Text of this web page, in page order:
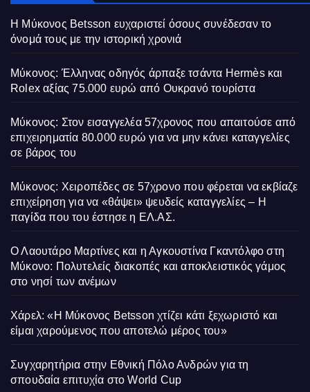
Η Μύκονος Betsson ευχαριστεί όσους συνέδεσαν το
όνομά τους με την ιστορική χρονιά
Μύκονος: Έλληνας οδηγός άρπαξε τσάντα Hermès και
Rolex αξίας 75.000 ευρώ από Ουκρανό τουρίστα
Μύκονος: Στον εισαγγελέα 57χρονος που απαιτούσε από
επιχειρηματία 80.000 ευρώ για να μην κάνει καταγγελίες
σε βάρος του
Μύκονος: Χειροπέδες σε 57χρονο που φέρεται να εκβίαζε
επιχείρηση για να «θάψει» ψευδείς καταγγελίες – Η
παγίδα που του έστησε η ΕΛ.ΑΣ.
Ο Λαουτάρο Μαρτίνες και η Αγκουστίνα Γκαντόλφο στη
Μύκονο: Πολυτελείς διακοπές και αποκλειστικός γάμος
στο νησί των ανέμων
Χάρελ: «Η Μύκονος Betsson χτίζει κάτι ξεχωριστό και
είμαι χαρούμενος που αποτελώ μέρος του»
Συγχαρητήρια στην Εθνική Πόλο Ανδρών για τη
σπουδαία επιτυχία στο World Cup